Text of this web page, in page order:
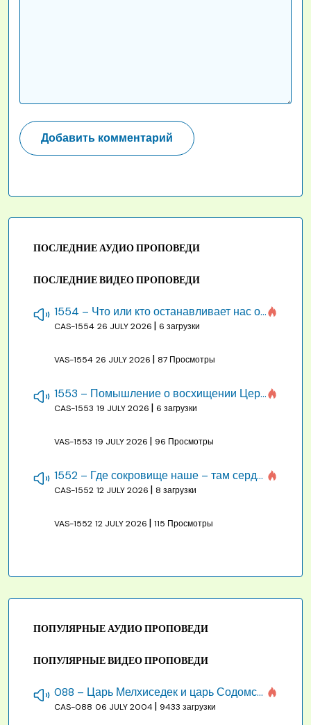
ПОСЛЕДНИЕ АУДИО ПРОПОВЕДИ
ПОСЛЕДНИЕ ВИДЕО ПРОПОВЕДИ
1554 – Что или кто останавливает нас от созидания строения Божия
CAS-1554 26 JULY 2026 | 6 загрузки
VAS-1554 26 JULY 2026 | 87 Просмотры
1553 – Помышление о восхищении Церкви на бракосочетании, во всякое время
CAS-1553 19 JULY 2026 | 6 загрузки
VAS-1553 19 JULY 2026 | 96 Просмотры
1552 – Где сокровище наше – там сердце, там помышления
CAS-1552 12 JULY 2026 | 8 загрузки
VAS-1552 12 JULY 2026 | 115 Просмотры
ПОПУЛЯРНЫЕ АУДИО ПРОПОВЕДИ
ПОПУЛЯРНЫЕ ВИДЕО ПРОПОВЕДИ
088 – Царь Мелхиседек и царь Содомский
CAS-088 06 JULY 2004| 9433 загрузки